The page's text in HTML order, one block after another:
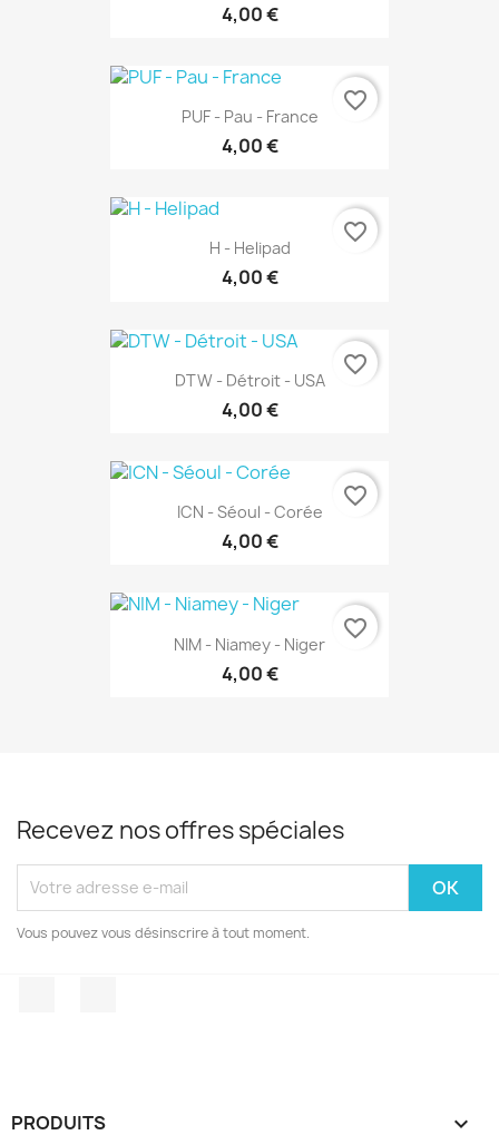
4,00 €
PUF - Pau - France
4,00 €
favorite_border
H - Helipad
4,00 €
favorite_border
DTW - Détroit - USA
4,00 €
favorite_border
ICN - Séoul - Corée
4,00 €
favorite_border
NIM - Niamey - Niger
4,00 €
favorite_border
Recevez nos offres spéciales
Vous pouvez vous désinscrire à tout moment.
PRODUITS 